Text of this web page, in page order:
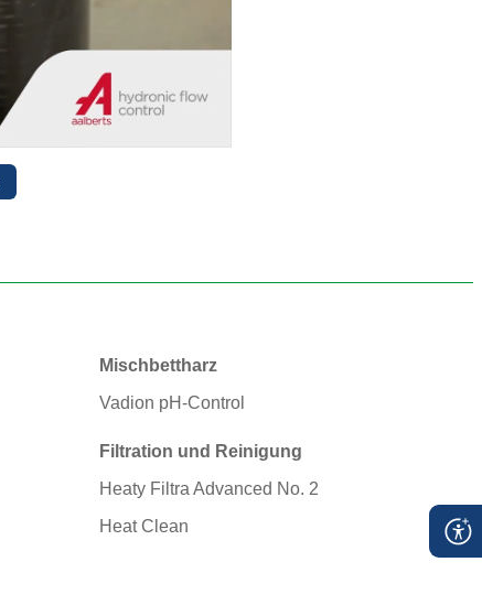
Mischbettharz
Vadion pH-Control
Filtration und Reinigung
Heaty Filtra Advanced No. 2
Heat Clean